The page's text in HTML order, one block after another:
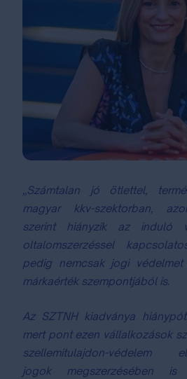
„Számtalan jó ötlettel,
magyar kkv-szektorban,
szerint hiányzik az induló
oltalomszerzéssel
pedig nemcsak jogi
márkaérték szempontjából is.
Az SZTNH kiadványa
mert pont ezen vállalkozások
szellemitulajdon-
jogok ⁣megszerzésében is